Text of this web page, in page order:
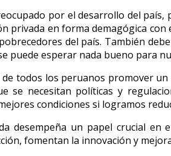
por el desarrollo del
privada en forma demagógica
del país. También
puede esperar nada bueno para
de todos los peruanos promover
se necesitan políticas y
condiciones si logramos
desempeña un papel crucial en
fomentan la innovación y